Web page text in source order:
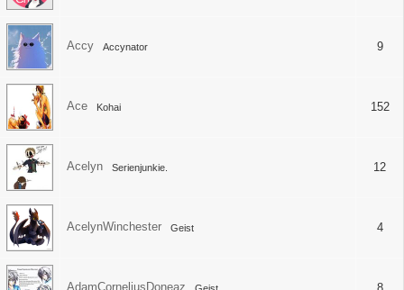
Accy Accynator 9
Ace Kohai 152
Acelyn Serienjunkie. 12
AcelynWinchester Geist 4
AdamCorneliusDoneaz Geist